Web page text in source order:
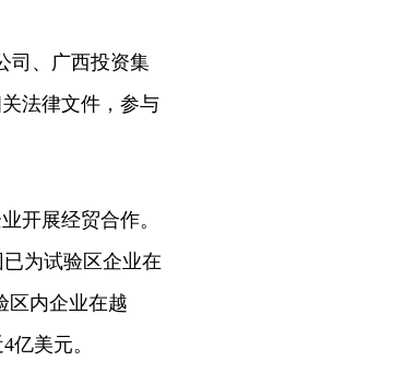
司、广西投资集
法律文件，参与
开展经贸合作。
为试验区企业在
区内企业在越
美元。